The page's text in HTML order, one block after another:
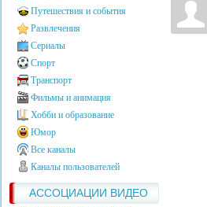
Путешествия и события
Развлечения
Сериалы
Спорт
Транспорт
Фильмы и анимация
Хобби и образование
Юмор
Все каналы
Каналы пользователей
АССОЦИАЦИИ ВИДЕО